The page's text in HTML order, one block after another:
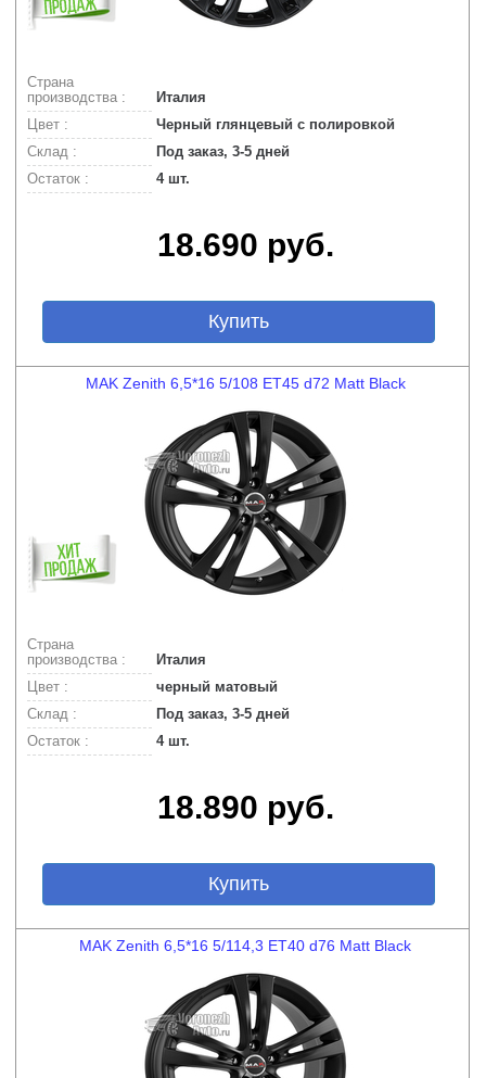
Страна
производства :
Италия
Цвет :
Черный глянцевый с полировкой
Склад :
Под заказ, 3-5 дней
Остаток :
4 шт.
18.690 руб.
Купить
MAK Zenith 6,5*16 5/108 ET45 d72 Matt Black
Страна
производства :
Италия
Цвет :
черный матовый
Склад :
Под заказ, 3-5 дней
Остаток :
4 шт.
18.890 руб.
Купить
MAK Zenith 6,5*16 5/114,3 ET40 d76 Matt Black